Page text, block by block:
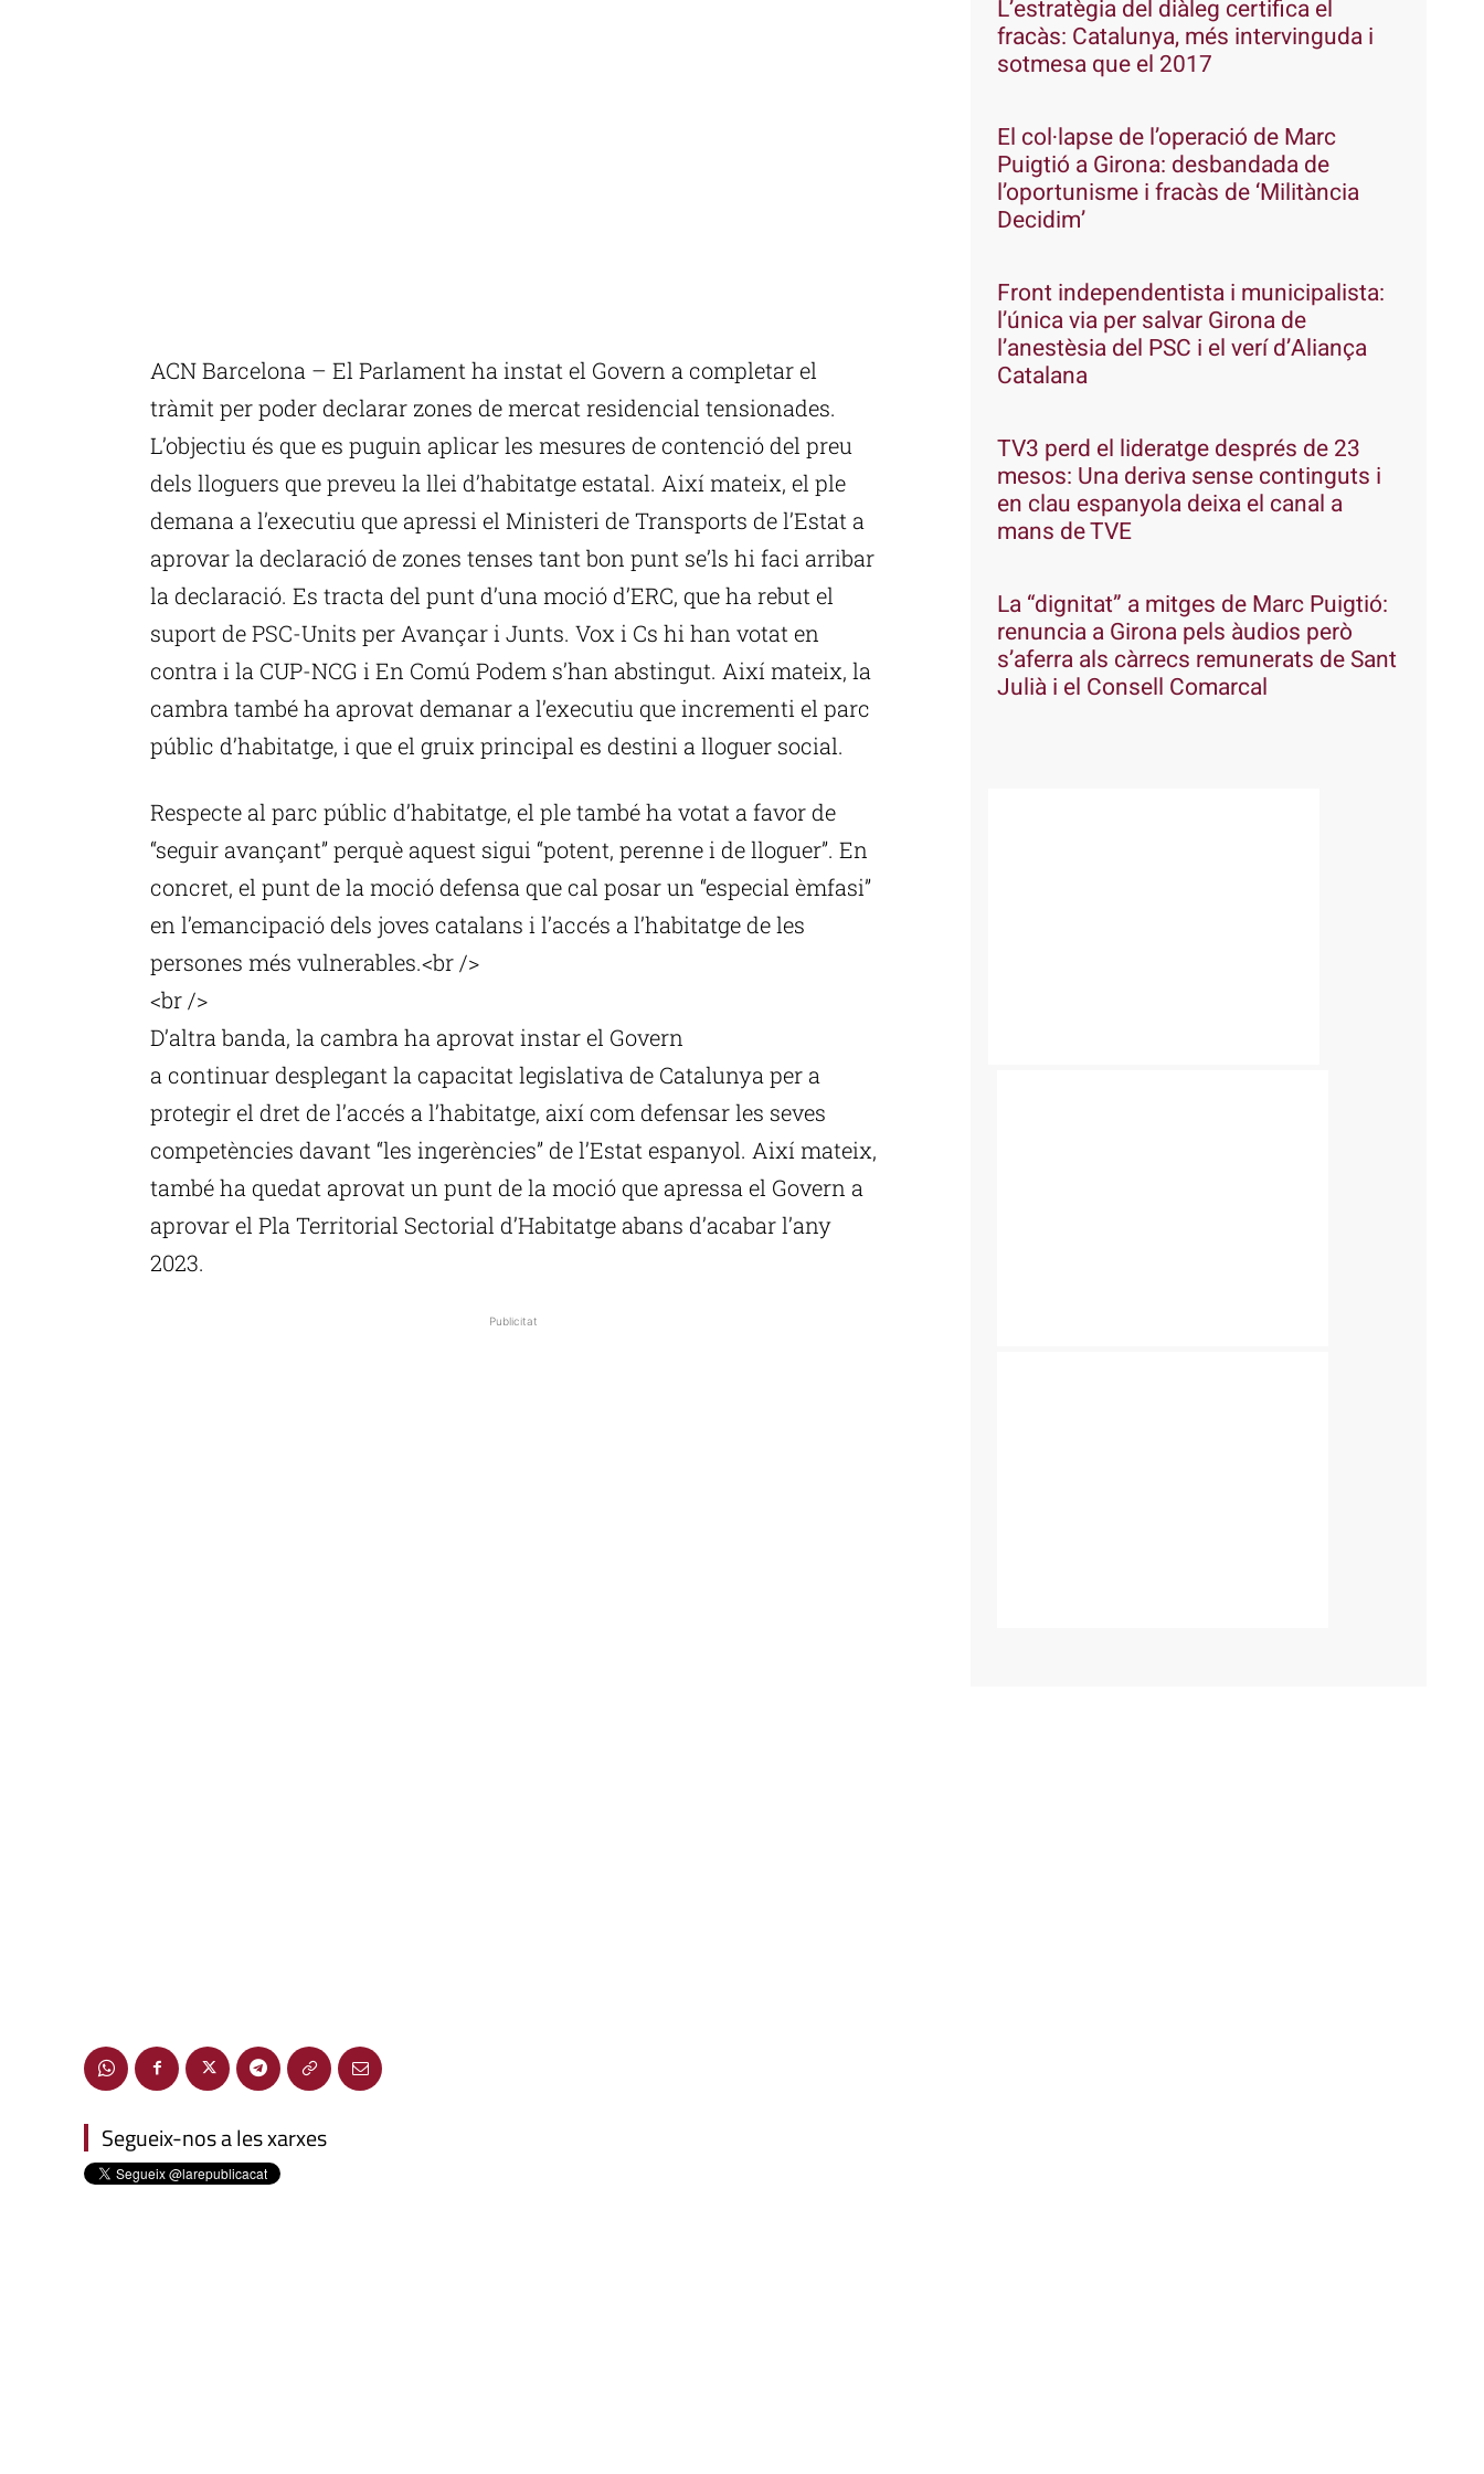
ACN Barcelona – El Parlament ha instat el Govern a completar el
tràmit per poder declarar zones de mercat residencial tensionades.
L’objectiu és que es puguin aplicar les mesures de contenció del preu
dels lloguers que preveu la llei d’habitatge estatal. Així mateix, el ple
demana a l’executiu que apressi el Ministeri de Transports de l’Estat a
aprovar la declaració de zones tenses tant bon punt se’ls hi faci arribar
la declaració. Es tracta del punt d’una moció d’ERC, que ha rebut el
suport de PSC-Units per Avançar i Junts. Vox i Cs hi han votat en
contra i la CUP-NCG i En Comú Podem s’han abstingut. Així mateix, la
cambra també ha aprovat demanar a l’executiu que incrementi el parc
públic d’habitatge, i que el gruix principal es destini a lloguer social.
Respecte al parc públic d’habitatge, el ple també ha votat a favor de
“seguir avançant” perquè aquest sigui “potent, perenne i de lloguer”. En
concret, el punt de la moció defensa que cal posar un “especial èmfasi”
en l’emancipació dels joves catalans i l’accés a l’habitatge de les
persones més vulnerables.<br />
<br />
D’altra banda, la cambra ha aprovat instar el Govern
a continuar desplegant la capacitat legislativa de Catalunya per a
protegir el dret de l’accés a l’habitatge, així com defensar les seves
competències davant “les ingerències” de l’Estat espanyol. Així mateix,
també ha quedat aprovat un punt de la moció que apressa el Govern a
aprovar el Pla Territorial Sectorial d’Habitatge abans d’acabar l’any
2023.
Publicitat
Segueix-nos a les xarxes
L’estratègia del diàleg certifica el
fracàs: Catalunya, més intervinguda i
sotmesa que el 2017
El col·lapse de l’operació de Marc
Puigtió a Girona: desbandada de
l’oportunisme i fracàs de ‘Militància
Decidim’
Front independentista i municipalista:
l’única via per salvar Girona de
l’anestèsia del PSC i el verí d’Aliança
Catalana
TV3 perd el lideratge després de 23
mesos: Una deriva sense continguts i
en clau espanyola deixa el canal a
mans de TVE
La “dignitat” a mitges de Marc Puigtió:
renuncia a Girona pels àudios però
s’aferra als càrrecs remunerats de Sant
Julià i el Consell Comarcal